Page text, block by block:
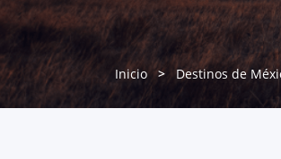
Inicio Destinos de